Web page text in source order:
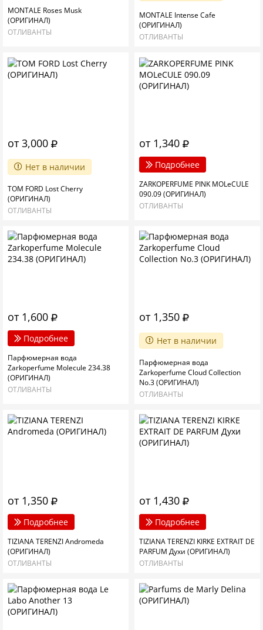
MONTALE Roses Musk
(ОРИГИНАЛ)
ОТЛИВАНТЫ
MONTALE Intense Cafe
(ОРИГИНАЛ)
ОТЛИВАНТЫ
от 3,000
Нет в наличии
TOM FORD Lost Cherry
(ОРИГИНАЛ)
ОТЛИВАНТЫ
от 1,340
Подробнее
ZARKOPERFUME PINK MOLeCULE
090.09 (ОРИГИНАЛ)
ОТЛИВАНТЫ
от 1,600
Подробнее
Парфюмерная вода
Zarkoperfume Molecule 234.38
(ОРИГИНАЛ)
ОТЛИВАНТЫ
от 1,350
Нет в наличии
Парфюмерная вода
Zarkoperfume Cloud Collection
No.3 (ОРИГИНАЛ)
ОТЛИВАНТЫ
от 1,350
Подробнее
TIZIANA TERENZI Andromeda
(ОРИГИНАЛ)
ОТЛИВАНТЫ
от 1,430
Подробнее
TIZIANA TERENZI KIRKE EXTRAIT DE
PARFUM Духи (ОРИГИНАЛ)
ОТЛИВАНТЫ